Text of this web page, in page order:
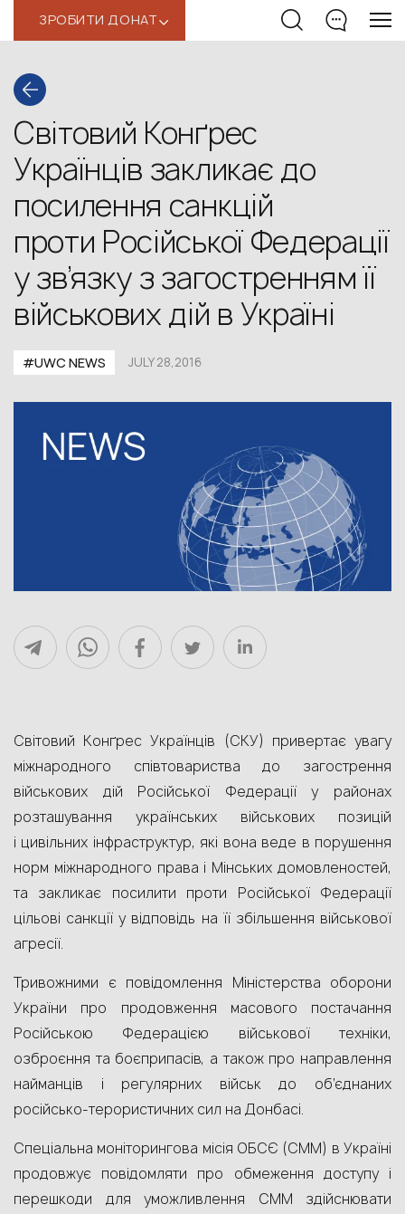
ЗРОБИТИ ДОНАТ‹
Світовий Конґрес
Українців закликає до
посилення санкцій
проти Російської Федерації
у зв’язку з загостренням її
військових дій в Україні
#UWC NEWS JULY 28,2016
Світовий Конґрес Українців (СКУ) привертає увагу
міжнародного співтовариства до загострення
військових дій Російської Федерації у районах
розташування українських військових позицій
і цивільних інфраструктур, які вона веде в порушення
норм міжнародного права і Мінських домовленостей,
та закликає посилити проти Російської Федерації
цільові санкції у відповідь на її збільшення військової
агресії.
Тривожними є повідомлення Міністерства оборони
України про продовження масового постачання
Російською Федерацією військової техніки,
озброєння та боєприпасів, а також про направлення
найманців і регулярних військ до об’єднаних
російсько-терористичних сил на Донбасі.
Спеціальна моніторингова місія ОБСЄ (СMM) в Україні
продовжує повідомляти про обмеження доступу і
перешкоди для уможливлення СMM здійснювати